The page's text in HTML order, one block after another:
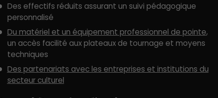
Des effectifs réduits assurant un suivi pédagogique
personnalisé
Du matériel et un équipement professionnel de pointe,
un accès facilité aux plateaux de tournage et moyens
techniques
Des partenariats avec les entreprises et institutions du
secteur culturel